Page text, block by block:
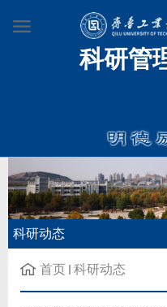
科研管
科研动态
首页 科研动态